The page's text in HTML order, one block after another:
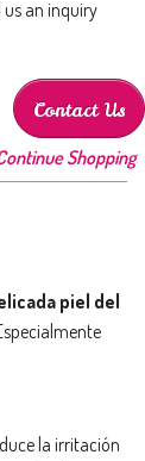
an inquiry
Contact Us
Shopping
piel del
la irritación